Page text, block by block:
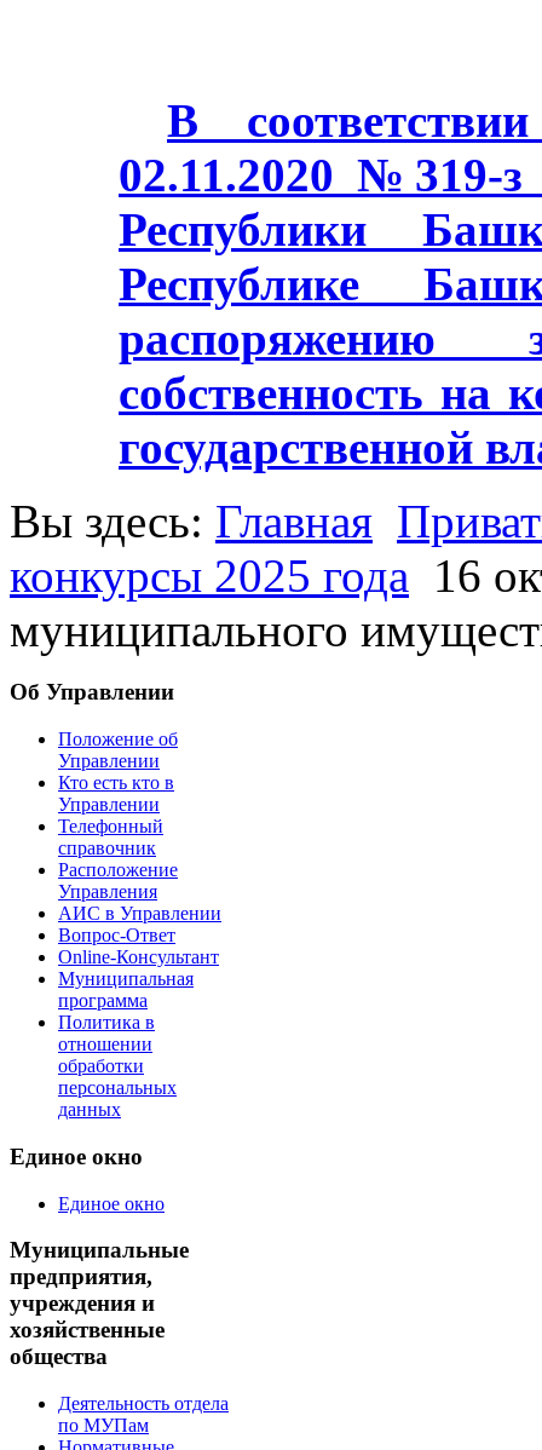
В
02.11.2020 №319-
Республики
Республике
распоряжению
собственность на
государственной
Вы здесь: Главная
конкурсы 2025 года 16
муниципального
Об Управлении
Положение об
Управлении
Кто есть кто в
Управлении
Телефонный
справочник
Расположение
Управления
АИС в Управлении
Вопрос-Ответ
Online-Консультант
Муниципальная
программа
Политика в
отношении
обработки
персональных
данных
Единое окно
Единое окно
Муниципальные
предприятия,
учреждения и
хозяйственные
общества
Деятельность отдела
по МУПам